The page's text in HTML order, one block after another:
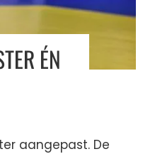
ÉN
aangepast. De